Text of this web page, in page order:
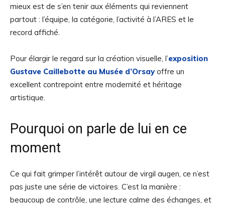
mieux est de s’en tenir aux éléments qui reviennent
partout : l’équipe, la catégorie, l’activité à l’ARES et le
record affiché.
Pour élargir le regard sur la création visuelle, l’exposition
Gustave Caillebotte au Musée d’Orsayoffre un
excellent contrepoint entre modernité et héritage
artistique.
Pourquoi on parle de lui en ce
moment
Ce qui fait grimper l’intérêt autour de virgil augen, ce n’est
pas juste une série de victoires. C’est la manière :
beaucoup de contrôle, une lecture calme des échanges, et